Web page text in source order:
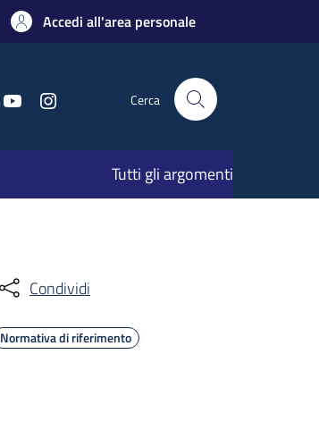
Accedi all'area personale
Cerca
Tutti gli argomenti
Condividi
Normativa di riferimento